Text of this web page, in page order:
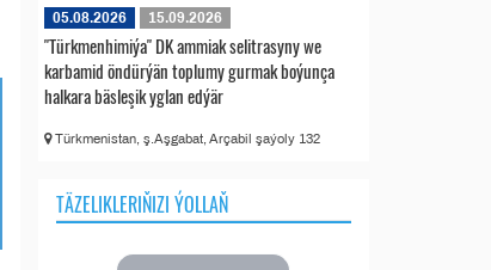
05.08.2026 15.09.2026
"Türkmenhimiýa" DK ammiak selitrasyny we
karbamid öndürýän toplumy gurmak boýunça
halkara bäsleşik yglan edýär
Türkmenistan, ş.Aşgabat, Arçabil şaýoly 132
TÄZELIKLERIŇIZI ÝOLLAŇ